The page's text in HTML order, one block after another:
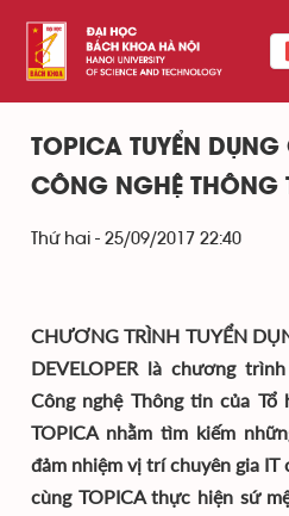
TOPICA TUYỂN DỤNG
CÔNG NGHỆ THÔNG
Thứ hai - 25/09/2017 22:40
CHƯƠNG TRÌNH TUYỂN
DEVELOPER là chương
Công nghệ Thông tin của Tổ
TOPICA nhằm tìm kiếm
đảm nhiệm vị trí chuyên gia
cùng TOPICA thực hiện sứ